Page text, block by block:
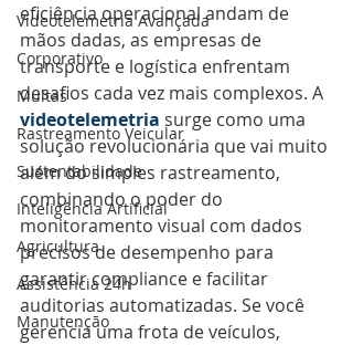
Videotelemetria Avançada
Corporativo
Multas
Rastreamento Veicular
Sustentabilidade
Inteligência Artificial
Agricultura
Assistência 24h
Manutenção
eficiência operacional andam de
mãos dadas, as empresas de
transporte e logística enfrentam
desafios cada vez mais complexos. A
videotelemetria surge como uma
solução revolucionária que vai muito
além do simples rastreamento,
combinando o poder do
monitoramento visual com dados
precisos de desempenho para
garantir compliance e facilitar
auditorias automatizadas. Se você
gerencia uma frota de veículos,